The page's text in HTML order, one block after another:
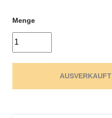
Menge
AUSVERKAUFT